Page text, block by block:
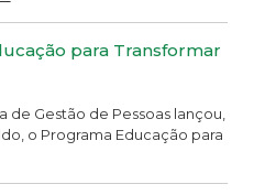
para Transformar
de Gestão de Pessoas lançou,
o Programa Educação para